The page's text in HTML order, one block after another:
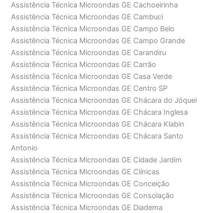
Assistência Técnica Microondas GE Cachoeirinha
Assistência Técnica Microondas GE Cambuci
Assistência Técnica Microondas GE Campo Belo
Assistência Técnica Microondas GE Campo Grande
Assistência Técnica Microondas GE Carandiru
Assistência Técnica Microondas GE Carrão
Assistência Técnica Microondas GE Casa Verde
Assistência Técnica Microondas GE Centro SP
Assistência Técnica Microondas GE Chácara do Jóquei
Assistência Técnica Microondas GE Chácara Inglesa
Assistência Técnica Microondas GE Chácara Klabin
Assistência Técnica Microondas GE Chácara Santo
Antonio
Assistência Técnica Microondas GE Cidade Jardim
Assistência Técnica Microondas GE Clínicas
Assistência Técnica Microondas GE Conceição
Assistência Técnica Microondas GE Consolação
Assistência Técnica Microondas GE Diadema